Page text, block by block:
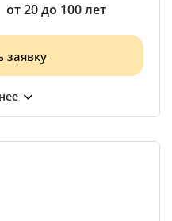
от 20 до 100 лет
заявку